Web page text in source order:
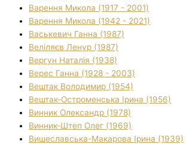
Варення Микола (1917 - 2001)
Варення Микола (1942 - 2021)
Васькевич Ганна (1987)
Веліляєв Ленур (1987)
Вергун Наталія (1938)
Верес Ганна (1928 - 2003)
Вештак Володимир (1954)
Вештак-Остроменська Ірина (1956)
Винник Олександр (1978)
Винник-Штеп Олег (1969)
Вишеславська-Макарова Ірина (1939)